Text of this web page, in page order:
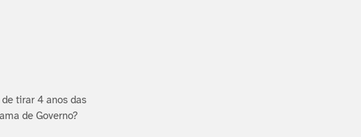
tirar 4 anos das
de Governo?